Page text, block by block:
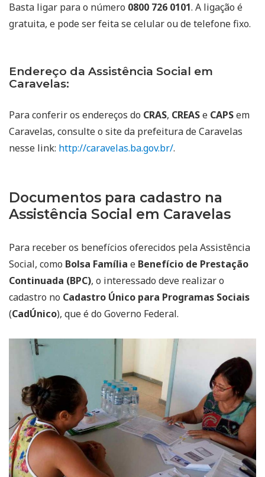
Basta ligar para o número 0800 726 0101. A ligação é
gratuita, e pode ser feita se celular ou de telefone fixo.
Endereço da Assistência Social em
Caravelas:
Para conferir os endereços do CRAS, CREASe CAPSem
Caravelas, consulte o site da prefeitura de Caravelas
nesse link: http://caravelas.ba.gov.br/.
Documentos para cadastro na
Assistência Social em Caravelas
Para receber os benefícios oferecidos pela Assistência
Social, como Bolsa Família e Benefício de Prestação
Continuada (BPC), o interessado deve realizar o
cadastro no Cadastro Único para Programas Sociais
(CadÚnico), que é do Governo Federal.